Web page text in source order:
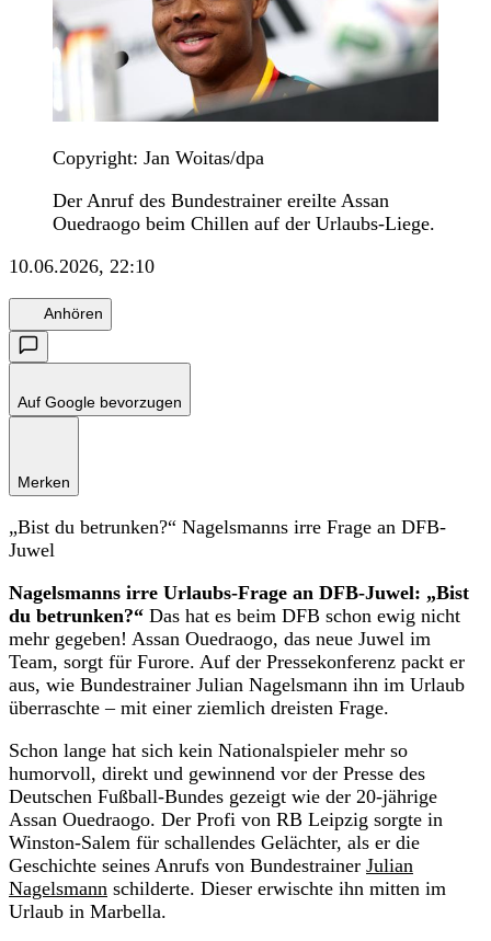
Copyright: Jan Woitas/dpa
Der Anruf des Bundestrainer ereilte Assan
Ouedraogo beim Chillen auf der Urlaubs-Liege.
10.06.2026, 22:10
Anhören
Auf Google bevorzugen
Merken
„Bist du betrunken?“ Nagelsmanns irre Frage an DFB-
Juwel
Nagelsmanns irre Urlaubs-Frage an DFB-Juwel: „Bist
du betrunken?“ Das hat es beim DFB schon ewig nicht
mehr gegeben! Assan Ouedraogo, das neue Juwel im
Team, sorgt für Furore. Auf der Pressekonferenz packt er
aus, wie Bundestrainer Julian Nagelsmann ihn im Urlaub
überraschte – mit einer ziemlich dreisten Frage.
Schon lange hat sich kein Nationalspieler mehr so
humorvoll, direkt und gewinnend vor der Presse des
Deutschen Fußball-Bundes gezeigt wie der 20-jährige
Assan Ouedraogo. Der Profi von RB Leipzig sorgte in
Winston-Salem für schallendes Gelächter, als er die
Geschichte seines Anrufs von Bundestrainer Julian
Nagelsmann schilderte. Dieser erwischte ihn mitten im
Urlaub in Marbella.